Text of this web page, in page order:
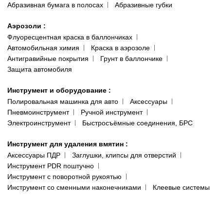
Абразивная бумага в полосах
Абразивные губки
Аэрозоли :
Флуоресцентная краска в баллончиках
Автомобильная химия
Краска в аэрозоле
Антигравийные покрытия
Грунт в баллончике
Защита автомобиля
Инструмент и оборудование :
Полировальная машинка для авто
Аксессуары
Пневмоинструмент
Ручной инструмент
Электроинструмент
Быстросъёмные соединения, БРС
Инструмент для удаления вмятин :
Аксессуары ПДР
Заглушки, клипсы для отверстий
Инструмент PDR поштучно
Инструмент с поворотной рукоятью
Инструмент со сменными наконечниками
Клеевые системы